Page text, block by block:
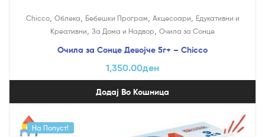
Chicco, Облека Бебешки Програм Акцесоари
Едукативни и
Креативни За Дома и Надвор Очила за Сонце
Очила за Сонце Девојче 5г+ – Chicco
1,350.00ден
Додај Во Кошница
На Попуст!